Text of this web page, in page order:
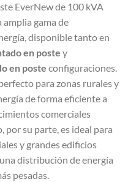
EverNew de 100 kVA
gama de
disponible tanto en
en poste y
en poste configuraciones.
para zonas rurales y
de forma eficiente a
comerciales
su parte, es ideal para
y grandes edificios
distribución de energía
pesadas.